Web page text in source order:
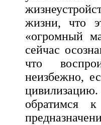
жизни, что
«огромный
сейчас
что
неизбежно,
обратимся